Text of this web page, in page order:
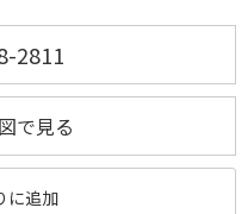
2811
で見る
に追加